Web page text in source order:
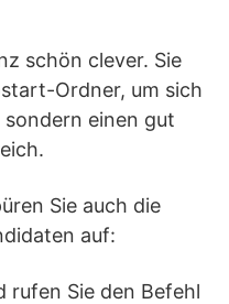
schön clever. Sie
Ordner, um sich
einen gut
Sie auch die
auf:
rufen Sie den Befehl